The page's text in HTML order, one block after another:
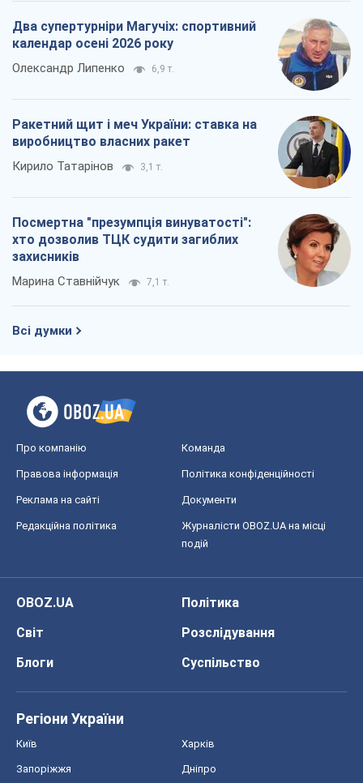
Два супертурніри Магучіх: спортивний
календар осені 2026 року
Олександр Липенко 6,9 т.
Ракетний щит і меч України: ставка на
виробництво власних ракет
Кирило Татарінов 3,1 т.
Посмертна "презумпція винуватості":
хто дозволив ТЦК судити загиблих
захисників
Марина Ставнійчук 7,1 т.
Всі думки
Про компанію Команда
Правова інформація Політика конфіденційності
Реклама на сайті Документи
Редакційна політика
Журналісти OBOZ.UA на місці
подій
OBOZ.UA
Політика
Світ
Розслідування
Блоги
Суспільство
Регіони України
Київ Харків
Запоріжжя Дніпро